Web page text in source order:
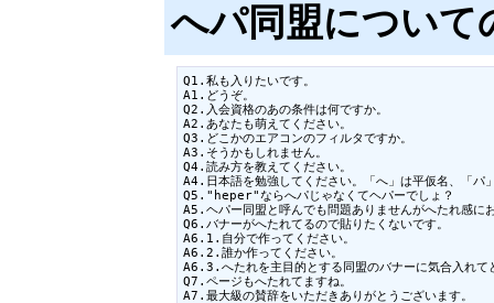
へパ同盟について
Q1.私も入りたいです。
A1.どうぞ。
Q2.入会資格のあの条件は何ですか。
A2.あなたも萌えてください。
Q3.どこかのエアコンのフィルタですか。
A3.そうかもしれません。
Q4.読み方を教えてください。
A4.日本語を勉強してください。「へ」は平仮名、「パ
Q5."heper"ならへパじゃなくてヘパーでしょ？
A5.ヘパー同盟と呼んでも問題ありませんがへたれ感に
Q6.バナーがへたれてるので貼りたくないです。
A6.1.自分で作ってください。
A6.2.誰か作ってください。
A6.3.へたれを主目的とする同盟のバナーに気合入れて
Q7.ページもへたれてますね。
A7.最大級の賛辞をいただきありがとうございます。